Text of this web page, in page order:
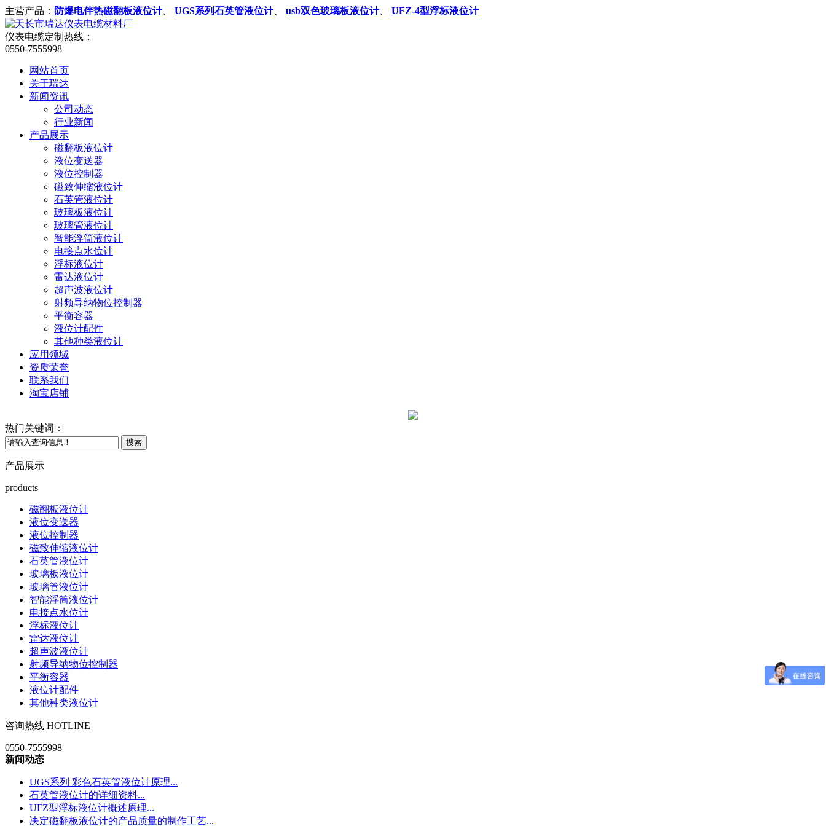
主营产品： 防爆电伴热磁翻板液位计、 UGS系列石英管液位计、 usb双色玻璃板液位计、 UFZ-4型浮标液位计
仪表电缆定制热线：
0550-7555998
网站首页
关于瑞达
新闻资讯
公司动态
行业新闻
产品展示
磁翻板液位计
液位变送器
液位控制器
磁致伸缩液位计
石英管液位计
玻璃板液位计
玻璃管液位计
智能浮筒液位计
电接点水位计
浮标液位计
雷达液位计
超声波液位计
射频导纳物位控制器
平衡容器
液位计配件
其他种类液位计
应用领域
资质荣誉
联系我们
淘宝店铺
热门关键词：
产品展示
products
磁翻板液位计
液位变送器
液位控制器
磁致伸缩液位计
石英管液位计
玻璃板液位计
玻璃管液位计
智能浮筒液位计
电接点水位计
浮标液位计
雷达液位计
超声波液位计
射频导纳物位控制器
平衡容器
液位计配件
其他种类液位计
咨询热线 HOTLINE
0550-7555998
新闻动态
UGS系列 彩色石英管液位计原理...
石英管液位计的详细资料...
UFZ型浮标液位计概述原理...
决定磁翻板液位计的产品质量的制作工艺...